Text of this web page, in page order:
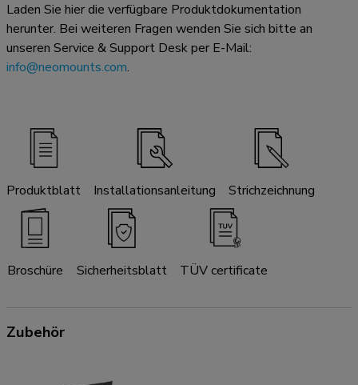
Laden Sie hier die verfügbare Produktdokumentation
herunter. Bei weiteren Fragen wenden Sie sich bitte an
unseren Service & Support Desk per E-Mail:
info@neomounts.com.
Produktblatt Installationsanleitung Strichzeichnung
Broschüre Sicherheitsblatt TÜV certificate
Zubehör